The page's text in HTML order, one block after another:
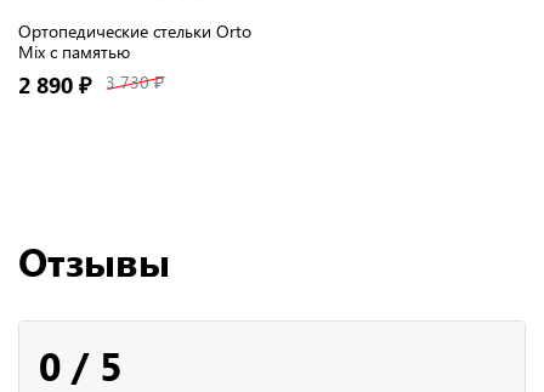
Ортопедические стельки Orto
Mix с памятью
2 890 ₽ 3 730 ₽
Отзывы
0 / 5